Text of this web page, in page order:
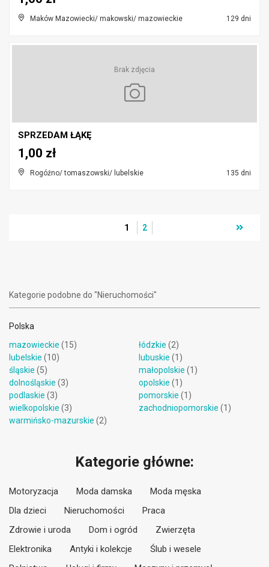
Maków Mazowiecki/ makowski/ mazowieckie 129 dni
Brak zdjęcia
SPRZEDAM ŁĄKĘ
Rogóźno/ tomaszowski/ lubelskie 135 dni
1,00 zł
1 2
Kategorie podobne do "Nieruchomości"
Polska
mazowieckie (15)
lubelskie (10)
śląskie (5)
dolnośląskie (3)
podlaskie (3)
wielkopolskie (3)
warmińsko-mazurskie (2)
łódzkie (2)
lubuskie (1)
małopolskie (1)
opolskie (1)
pomorskie (1)
zachodniopomorskie (1)
Kategorie główne:
Motoryzacja Moda damska
Moda męska
Dla dzieci
Nieruchomości
Praca
Zdrowie i uroda
Dom i ogród
Zwierzęta
Elektronika
Antyki i kolekcje
Ślub i wesele